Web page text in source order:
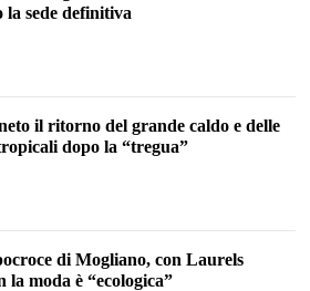
la sede definitiva
il ritorno del grande caldo e delle
dopo la “tregua”
di Mogliano, con Laurels
la moda è “ecologica”